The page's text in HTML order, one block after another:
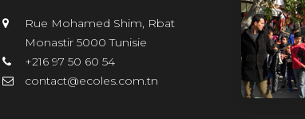
Rue Mohamed Shim, Rbat
Monastir 5000 Tunisie
+216 97 50 60 54
contact@ecoles.com.tn